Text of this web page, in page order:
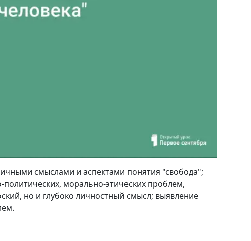
смыслами и аспектами понятия "свобода";
морально-этических проблем,
но и глубоко личностный смысл; выявление